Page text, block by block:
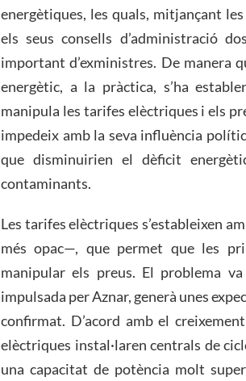
energètiques, les quals, mitjançant
els seus consells d’administració
important d’exministres. De manera
energètic, a la pràctica, s’ha
manipula les tarifes elèctriques i els
impedeix amb la seva influència
que disminuirien el dèficit
contaminants.
Les tarifes elèctriques s’estableixen
més opac—, que permet que les
manipular els preus. El problema
impulsada per Aznar, generà unes
confirmat. D’acord amb el
elèctriques instal·laren centrals de
una capacitat de potència molt